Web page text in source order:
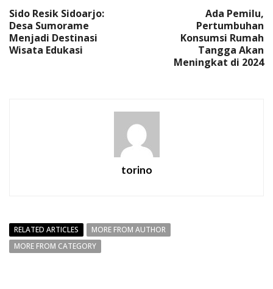
Sido Resik Sidoarjo:
Desa Sumorame
Menjadi Destinasi
Wisata Edukasi
Ada Pemilu,
Pertumbuhan
Konsumsi Rumah
Tangga Akan
Meningkat di 2024
torino
RELATED ARTICLES
MORE FROM AUTHOR
MORE FROM CATEGORY